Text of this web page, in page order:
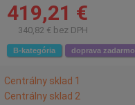
419,21 €
340,82 € bez DPH
B-kategória doprava zadarmo
Centrálny sklad 1
Centrálny sklad 2